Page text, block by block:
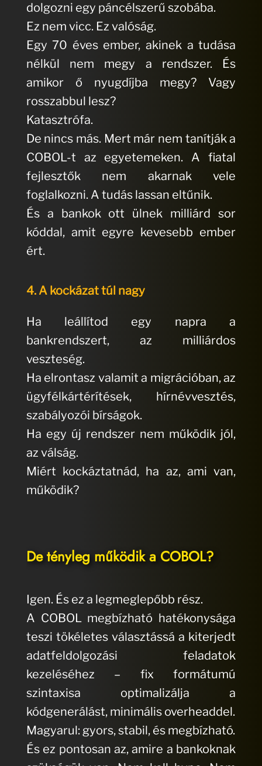
dolgozni egy páncélszerű szobába.
Ez nem vicc. Ez valóság.
Egy 70 éves ember, akinek a tudása
nélkül nem megy a rendszer. És
amikor ő nyugdíjba megy? Vagy
rosszabbul lesz?
Katasztrófa.
De nincs más. Mert már nem tanítják a
COBOL-t az egyetemeken. A fiatal
fejlesztők nem akarnak vele
foglalkozni. A tudás lassan eltűnik.
És a bankok ott ülnek milliárd sor
kóddal, amit egyre kevesebb ember
ért.
4. A kockázat túl nagy
Ha leállítod egy napra a
bankrendszert, az milliárdos
veszteség.
Ha elrontasz valamit a migrációban, az
ügyfélkártérítések, hírnévvesztés,
szabályozói bírságok.
Ha egy új rendszer nem működik jól,
az válság.
Miért kockáztatnád, ha az, ami van,
működik?
De tényleg működik a COBOL?
Igen. És ez a legmeglepőbb rész.
A COBOL megbízható hatékonysága
teszi tökéletes választássá a kiterjedt
adatfeldolgozási feladatok
kezeléséhez – fix formátumú
szintaxisa optimalizálja a
kódgenerálást, minimális overheaddel.
Magyarul: gyors, stabil, és megbízható.
És ez pontosan az, amire a bankoknak